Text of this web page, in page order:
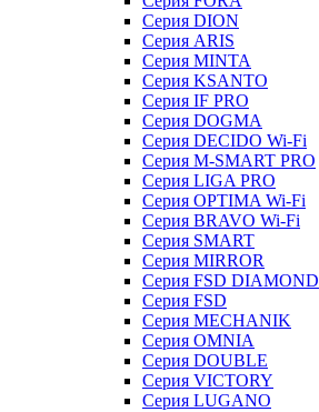
Серия DION
Серия ARIS
Серия MINTA
Серия KSANTO
Серия IF PRO
Серия DOGMA
Серия DECIDO Wi-Fi
Серия M-SMART PRO
Серия LIGA PRO
Серия OPTIMA Wi-Fi
Серия BRAVO Wi-Fi
Серия SMART
Серия MIRROR
Серия FSD DIAMOND
Серия FSD
Серия MECHANIK
Серия OMNIA
Серия DOUBLE
Серия VICTORY
Серия LUGANO